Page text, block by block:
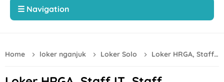
Loker Semarang Posisi Driver Gaji UMK
Loker Klaten, Sukoharjo, Surakarta Posisi Field Collector
Loker Sukoharjo untuk 2 Posisi di Chery Solo Baru (PT
☰ Navigation
Home loker nganjuk Loker Solo Loker HRGA, Staff IT, Staff Administrasi Jatim di PT Kerbau Solo & Nganjuk